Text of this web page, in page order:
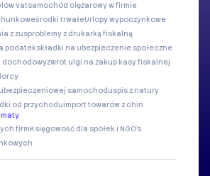
vatsamochód ciężarowy w firmie
środki trwałeUrlopy wypoczynkowe
z zusproblemy z drukarką fiskalną
podatekskładki na ubezpieczenie społeczne
dochodowyzwrot ulgi na zakup kasy fiskalnej
samochoduspis z natury
od przychoduimport towarów z chin
firmKsięgowość dla spółek i NGO's